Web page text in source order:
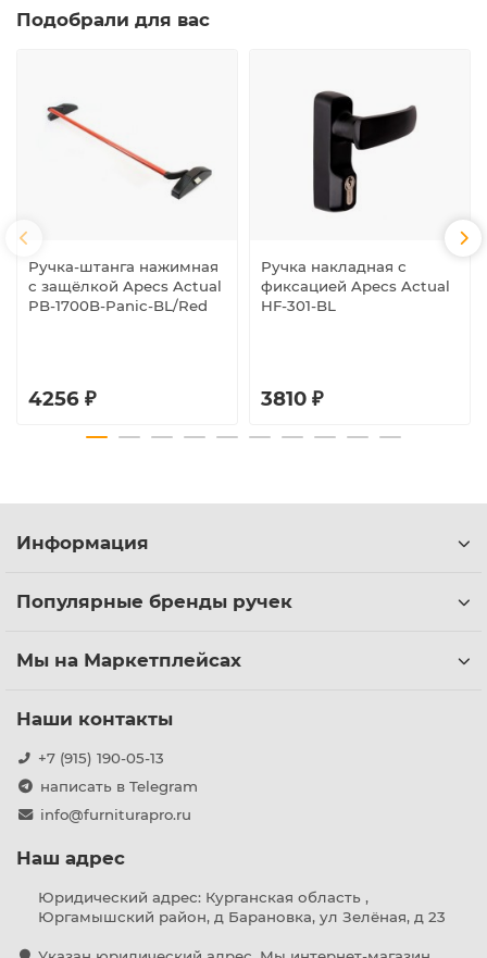
Подобрали для вас
Ручка-штанга нажимная
с защёлкой Apecs Actual
PB-1700B-Panic-BL/Red
4256 ₽
Ручка накладная с
фиксацией Apecs Actual
HF-301-BL
3810 ₽
Информация
Популярные бренды ручек
Мы на Маркетплейсах
Наши контакты
+7 (915) 190-05-13
написать в Telegram
info@furniturapro.ru
Наш адрес
Юридический адрес: Курганская область ,
Юргамышский район, д Барановка, ул Зелёная, д 23